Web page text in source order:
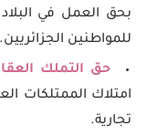
بحق العمل في
للمواطنين الجزائريين.
حق التملك
امتلاك الممتلكات
تجارية.